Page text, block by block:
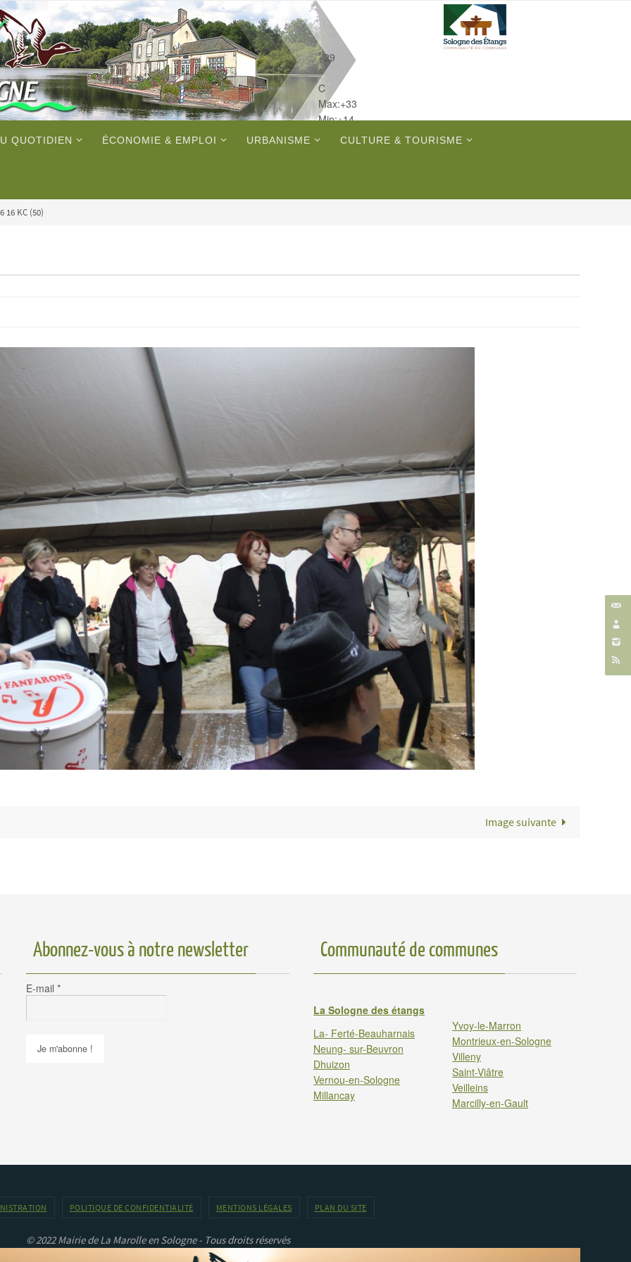
+29
°
C
Max:+33
Min:+14
QUOTIDIEN ÉCONOMIE & EMPLOI URBANISME CULTURE & TOURISME
16 KC (50)
Image suivante
Abonnez-vous à notre newsletter
E-mail *
Communauté de communes
La Sologne des étangs
La- Ferté-Beauharnais
Neung- sur-Beuvron
Dhuizon
Vernou-en-Sologne
Millancay
Yvoy-le-Marron
Montrieux-en-Sologne
Villeny
Saint-Viâtre
Veilleins
Marcilly-en-Gault
POLITIQUE DE CONFIDENTIALITÉ MENTIONS LÉGALES PLAN DU SITE
© 2022 Mairie de La Marolle en Sologne - Tous droits réservés